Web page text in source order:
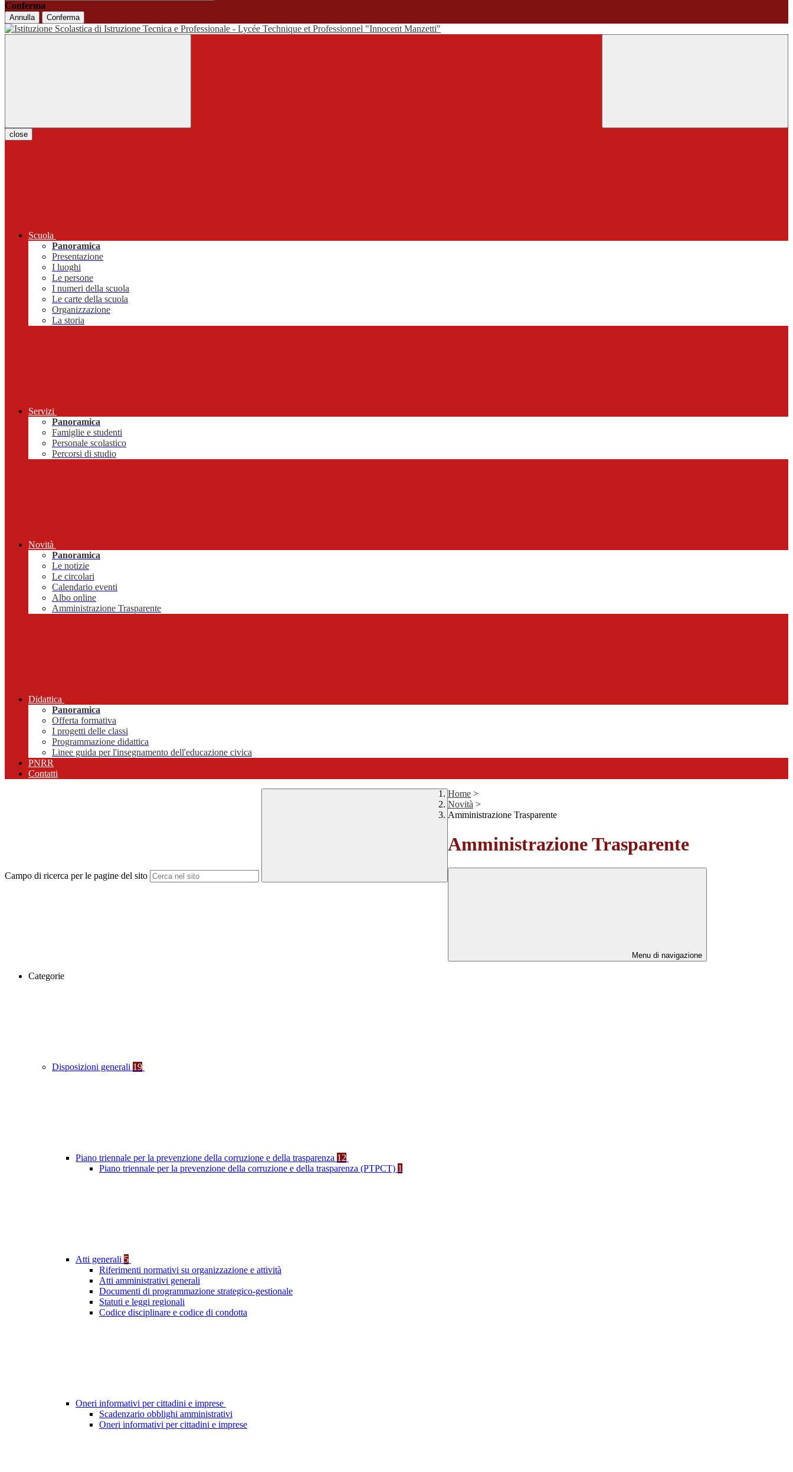
Conferma
Annulla Conferma
close
Scuola
Panoramica
Presentazione
I luoghi
Le persone
I numeri della scuola
Le carte della scuola
Organizzazione
La storia
Servizi
Panoramica
Famiglie e studenti
Personale scolastico
Percorsi di studio
Novità
Panoramica
Le notizie
Le circolari
Calendario eventi
Albo online
Amministrazione Trasparente
Didattica
Panoramica
Offerta formativa
I progetti delle classi
Programmazione didattica
Linee guida per l'insegnamento dell'educazione civica
PNRR
Contatti
Campo di ricerca per le pagine del sito
Home >
Novità >
Amministrazione Trasparente
Amministrazione Trasparente
Menu di navigazione
Categorie
Disposizioni generali 19
Piano triennale per la prevenzione della corruzione e della trasparenza 12
Piano triennale per la prevenzione della corruzione e della trasparenza (PTPCT) 1
Atti generali 5
Riferimenti normativi su organizzazione e attività
Atti amministrativi generali
Documenti di programmazione strategico-gestionale
Statuti e leggi regionali
Codice disciplinare e codice di condotta
Oneri informativi per cittadini e imprese
Scadenzario obblighi amministrativi
Oneri informativi per cittadini e imprese